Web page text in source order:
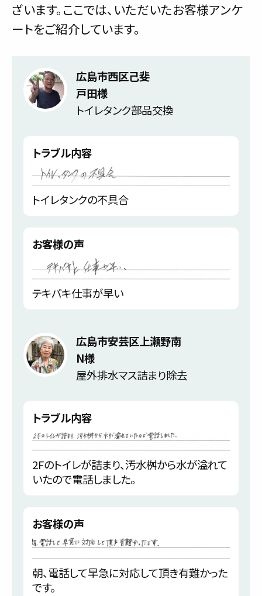
ざいます。ここでは、いただいたお客様アンケ
ートをご紹介しています。
広島市西区己斐
戸田様
トイレタンク部品交換
トラブル内容
トイレタンクの不具合
お客様の声
テキパキ仕事が早い
広島市安芸区上瀬野南
N様
屋外排水マス詰まり除去
トラブル内容
2Fのトイレが詰まり、汚水桝から水が溢れて
いたので電話しました。
お客様の声
朝、電話して早急に対応して頂き有難かった
です。